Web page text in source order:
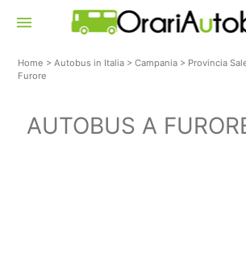
menu
Home >Autobus in Italia >Campania > Provincia
Furore
AUTOBUS A